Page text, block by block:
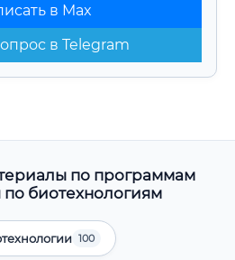
в Max
в Telegram
по программам
по биотехнологиям
100